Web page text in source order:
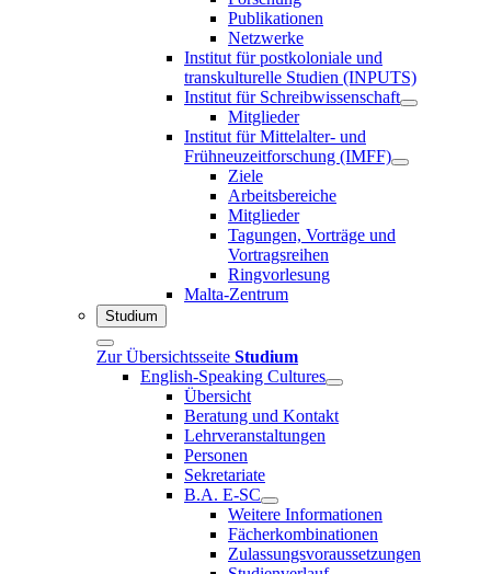
Publikationen
Netzwerke
Institut für postkoloniale und
transkulturelle Studien (INPUTS)
Institut für Schreibwissenschaft
Mitglieder
Institut für Mittelalter- und
Frühneuzeitforschung (IMFF)
Ziele
Arbeitsbereiche
Mitglieder
Tagungen, Vorträge und
Vortragsreihen
Ringvorlesung
Malta-Zentrum
Studium
Zur Übersichtsseite Studium
English-Speaking Cultures
Übersicht
Beratung und Kontakt
Lehrveranstaltungen
Personen
Sekretariate
B.A. E-SC
Weitere Informationen
Fächerkombinationen
Zulassungsvoraussetzungen